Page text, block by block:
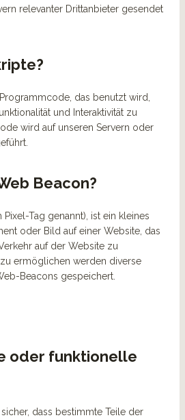
relevanter Drittanbieter gesendet
das benutzt wird,
und Interaktivität zu
wird auf unseren Servern oder
Beacon?
Pixel-Tag genannt), ist ein kleines
oder Bild auf einer Website, das
auf der Website zu
ermöglichen werden diverse
Beacons gespeichert.
oder funktionelle
dass bestimmte Teile der